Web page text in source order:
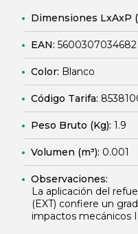
Dimensiones LxAxP
EAN: 5600307034682
Color: Blanco
Código Tarifa:
Peso Bruto (Kg): 1.9
Volumen (m³): 0.001
Observaciones:
La aplicación del
(EXT) confiere un
impactos mecánicos